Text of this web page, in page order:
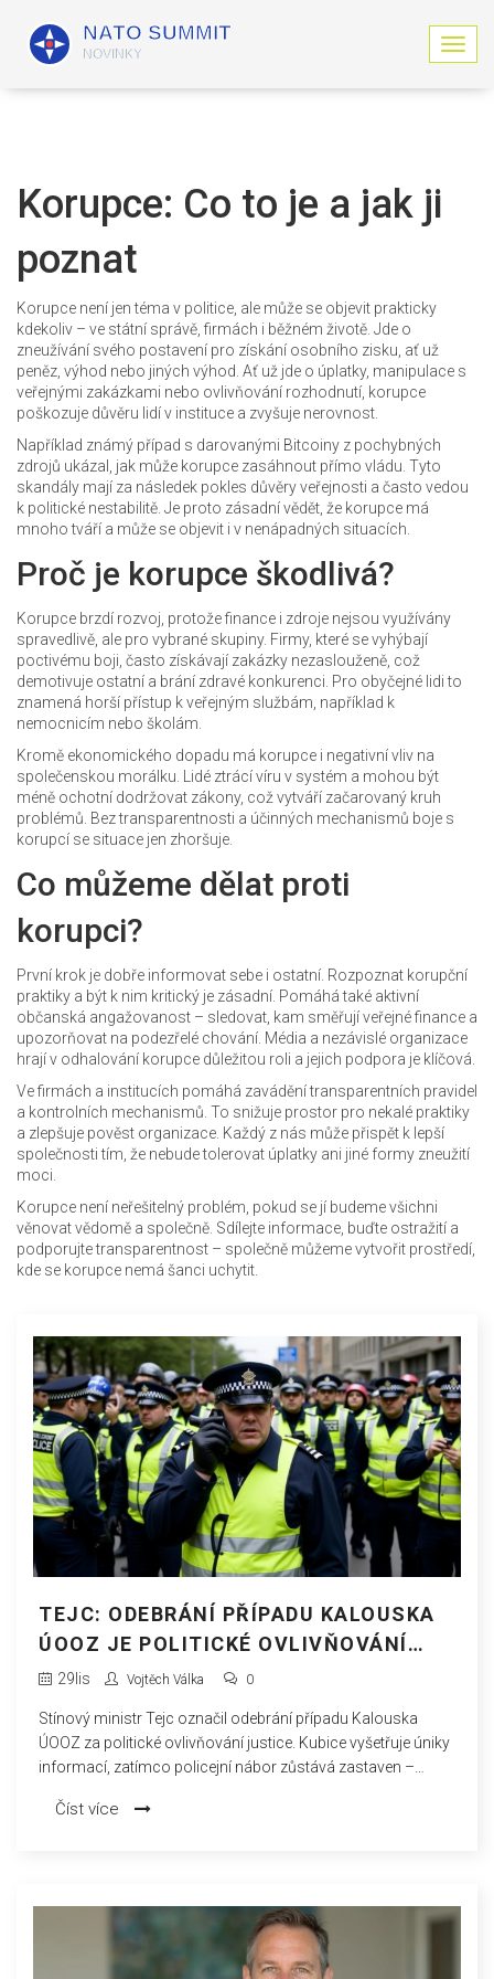
Z
o
i
Korupce: Co to je a jak ji
poznat
Korupce není jen téma v politice, ale může se objevit prakticky
kdekoliv – ve státní správě, firmách i běžném životě. Jde o
zneužívání svého postavení pro získání osobního zisku, ať už
peněz, výhod nebo jiných výhod. Ať už jde o úplatky, manipulace s
veřejnými zakázkami nebo ovlivňování rozhodnutí, korupce
poškozuje důvěru lidí v instituce a zvyšuje nerovnost.
Například známý případ s darovanými Bitcoiny z pochybných
zdrojů ukázal, jak může korupce zasáhnout přímo vládu. Tyto
skandály mají za následek pokles důvěry veřejnosti a často vedou
k politické nestabilitě. Je proto zásadní vědět, že korupce má
mnoho tváří a může se objevit i v nenápadných situacích.
Proč je korupce škodlivá?
Korupce brzdí rozvoj, protože finance i zdroje nejsou využívány
spravedlivě, ale pro vybrané skupiny. Firmy, které se vyhýbají
poctivému boji, často získávají zakázky nezaslouženě, což
demotivuje ostatní a brání zdravé konkurenci. Pro obyčejné lidi to
znamená horší přístup k veřejným službám, například k
nemocnicím nebo školám.
Kromě ekonomického dopadu má korupce i negativní vliv na
společenskou morálku. Lidé ztrácí víru v systém a mohou být
méně ochotní dodržovat zákony, což vytváří začarovaný kruh
problémů. Bez transparentnosti a účinných mechanismů boje s
korupcí se situace jen zhoršuje.
Co můžeme dělat proti
korupci?
První krok je dobře informovat sebe i ostatní. Rozpoznat korupční
praktiky a být k nim kritický je zásadní. Pomáhá také aktivní
občanská angažovanost – sledovat, kam směřují veřejné finance a
upozorňovat na podezřelé chování. Média a nezávislé organizace
hrají v odhalování korupce důležitou roli a jejich podpora je klíčová.
Ve firmách a institucích pomáhá zavádění transparentních pravidel
a kontrolních mechanismů. To snižuje prostor pro nekalé praktiky
a zlepšuje pověst organizace. Každý z nás může přispět k lepší
společnosti tím, že nebude tolerovat úplatky ani jiné formy zneužití
moci.
Korupce není neřešitelný problém, pokud se jí budeme všichni
věnovat vědomě a společně. Sdílejte informace, buďte ostražití a
podporujte transparentnost – společně můžeme vytvořit prostředí,
kde se korupce nemá šanci uchytit.
TEJC: ODEBRÁNÍ PŘÍPADU KALOUSKA
ÚOOZ JE POLITICKÉ OVLIVŇOVÁNÍ
JUSTICE
29 lis Vojtěch Válka 0
Stínový ministr Tejc označil odebrání případu Kalouska
ÚOOZ za politické ovlivňování justice. Kubice vyšetřuje úniky
informací, zatímco policejní nábor zůstává zastaven –
Číst více